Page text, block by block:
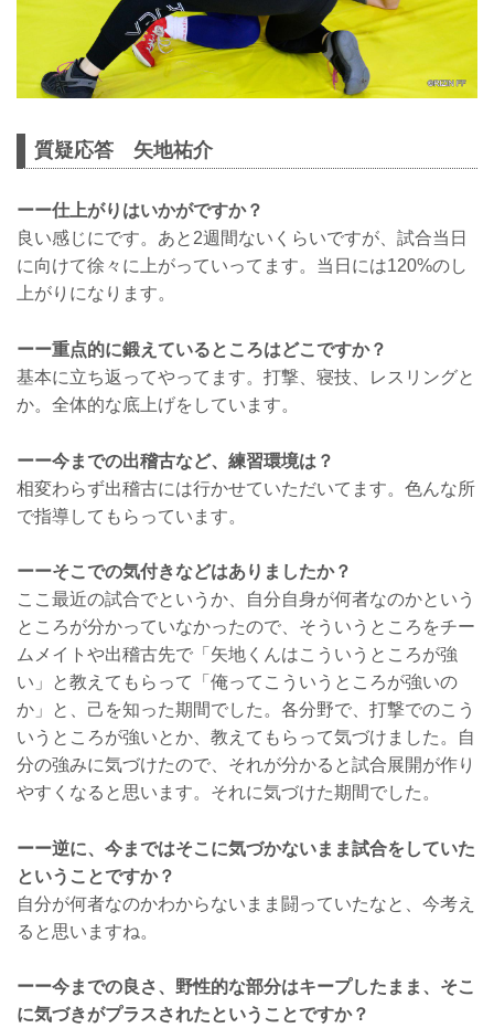
質疑応答 矢地祐介
ーー仕上がりはいかがですか？
良い感じにです。あと2週間ないくらいですが、試合当日
に向けて徐々に上がっていってます。当日には120%のし
上がりになります。
ーー重点的に鍛えているところはどこですか？
基本に立ち返ってやってます。打撃、寝技、レスリングと
か。全体的な底上げをしています。
ーー今までの出稽古など、練習環境は？
相変わらず出稽古には行かせていただいてます。色んな所
で指導してもらっています。
ーーそこでの気付きなどはありましたか？
ここ最近の試合でというか、自分自身が何者なのかという
ところが分かっていなかったので、そういうところをチー
ムメイトや出稽古先で「矢地くんはこういうところが強
い」と教えてもらって「俺ってこういうところが強いの
か」と、己を知った期間でした。各分野で、打撃でのこう
いうところが強いとか、教えてもらって気づけました。自
分の強みに気づけたので、それが分かると試合展開が作り
やすくなると思います。それに気づけた期間でした。
ーー逆に、今まではそこに気づかないまま試合をしていた
ということですか？
自分が何者なのかわからないまま闘っていたなと、今考え
ると思いますね。
ーー今までの良さ、野性的な部分はキープしたまま、そこ
に気づきがプラスされたということですか？